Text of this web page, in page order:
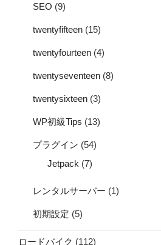
SEO (9)
twentyfifteen (15)
twentyfourteen (4)
twentyseventeen (8)
twentysixteen (3)
WP初級Tips (13)
プラグイン (54)
Jetpack (7)
レンタルサーバー (1)
初期設定 (5)
ロードバイク (112)